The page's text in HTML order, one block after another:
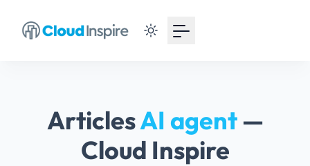
ArticlesAI agent—
Cloud Inspire